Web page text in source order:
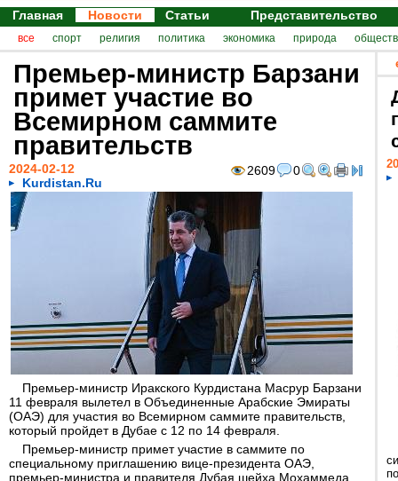
Главная Новости Статьи Представительство
все спорт религия политика экономика природа
Премьер-министр Барзани
примет участие во
Всемирном саммите
правительств
2609 0
2024-02-12
Kurdistan.Ru
Премьер-министр Иракского Курдистана Масрур Барзани
11 февраля вылетел в Объединенные Арабские Эмираты
(ОАЭ) для участия во Всемирном саммите правительств,
который пройдет в Дубае с 12 по 14 февраля.
Премьер-министр примет участие в саммите по
специальному приглашению вице-президента ОАЭ,
премьер-министра и правителя Дубая шейха Мохаммеда